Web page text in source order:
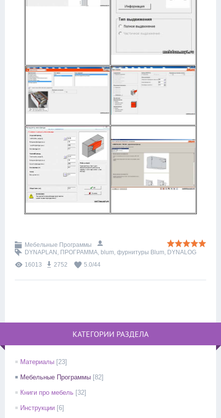
Мебельные Программы
DYNAPLAN , ПРОГРАММА, blum, фурнитуры Blum, DYNALOG
16013
2752 5.0/44
КАТЕГОРИИ РАЗДЕЛА
Материалы [23]
Мебельные Программы [82]
Книги про мебель [32]
Инструкции [6]